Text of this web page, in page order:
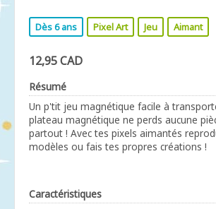
Dès 6 ans Pixel Art Jeu Aimant
12,95 CAD
Résumé
Un p'tit jeu magnétique facile à
plateau magnétique ne perds aucune
partout ! Avec tes pixels aimantés
modèles ou fais tes propres créations !
Caractéristiques